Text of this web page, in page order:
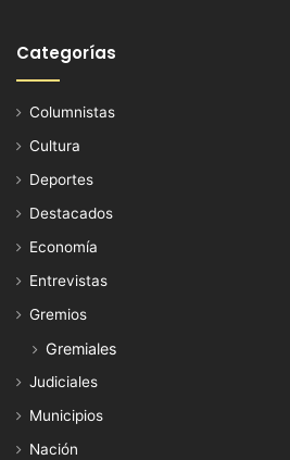
Categorías
Columnistas
Cultura
Deportes
Destacados
Economía
Entrevistas
Gremios
Gremiales
Judiciales
Municipios
Nación